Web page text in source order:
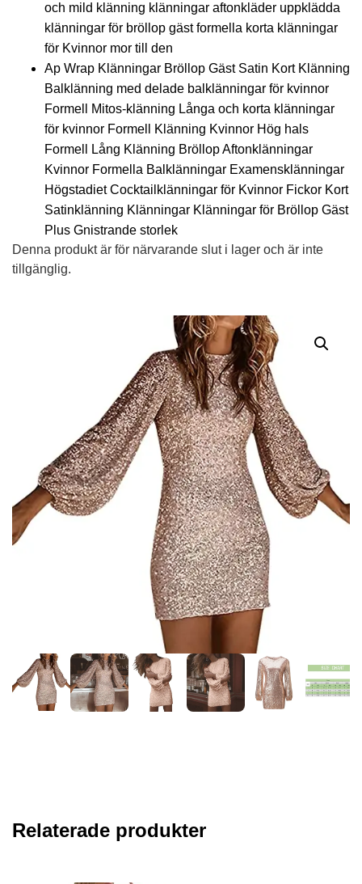
och mild klänning klänningar aftonkläder uppklädda
klänningar för bröllop gäst formella korta klänningar
för Kvinnor mor till den
Ap Wrap Klänningar Bröllop Gäst Satin Kort Klänning
Balklänning med delade balklänningar för kvinnor
Formell Mitos-klänning Långa och korta klänningar
för kvinnor Formell Klänning Kvinnor Hög hals
Formell Lång Klänning Bröllop Aftonklänningar
Kvinnor Formella Balklänningar Examensklänningar
Högstadiet Cocktailklänningar för Kvinnor Fickor Kort
Satinklänning Klänningar Klänningar för Bröllop Gäst
Plus Gnistrande storlek
Denna produkt är för närvarande slut i lager och är inte
tillgänglig.
Relaterade produkter